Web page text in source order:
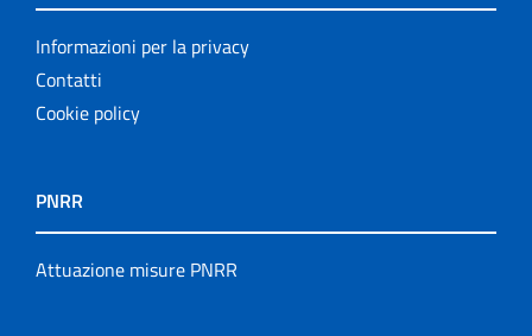
Informazioni per la privacy
Contatti
Cookie policy
PNRR
Attuazione misure PNRR